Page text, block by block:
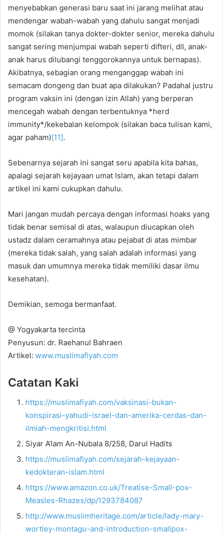
menyebabkan generasi baru saat ini jarang melihat atau
mendengar wabah-wabah yang dahulu sangat menjadi
momok (silakan tanya dokter-dokter senior, mereka dahulu
sangat sering menjumpai wabah seperti difteri, dll, anak-
anak harus dilubangi tenggorokannya untuk bernapas).
Akibatnya, sebagian orang menganggap wabah ini
semacam dongeng dan buat apa dilakukan? Padahal justru
program vaksin ini (dengan izin Allah) yang berperan
mencegah wabah dengan terbentuknya *herd
immunity*/kekebalan kelompok (silakan baca tulisan kami,
agar paham)[11].
Sebenarnya sejarah ini sangat seru apabila kita bahas,
apalagi sejarah kejayaan umat Islam, akan tetapi dalam
artikel ini kami cukupkan dahulu.
Mari jangan mudah percaya dengan informasi hoaks yang
tidak benar semisal di atas, walaupun diucapkan oleh
ustadz dalam ceramahnya atau pejabat di atas mimbar
(mereka tidak salah, yang salah adalah informasi yang
masuk dan umumnya mereka tidak memiliki dasar ilmu
kesehatan).
Demikian, semoga bermanfaat.
@ Yogyakarta tercinta
Penyusun: dr. Raehanul Bahraen
Artikel: www.muslimafiyah.com
Catatan Kaki
https://muslimafiyah.com/vaksinasi-bukan-
konspirasi-yahudi-israel-dan-amerika-cerdas-dan-
ilmiah-mengkritisi.html
Siyar A’lam An-Nubala 8/258, Darul Hadits
https://muslimafiyah.com/sejarah-kejayaan-
kedokteran-islam.html
https://www.amazon.co.uk/Treatise-Small-pox-
Measles-Rhazes/dp/1293784087
http://www.muslimheritage.com/article/lady-mary-
wortley-montagu-and-introduction-smallpox-